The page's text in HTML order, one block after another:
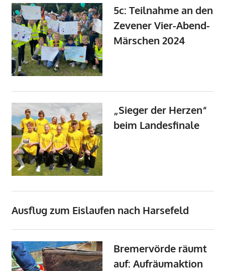
5c: Teilnahme an den
Zevener Vier-Abend-
Märschen 2024
„Sieger der Herzen“
beim Landesfinale
Ausflug zum Eislaufen nach Harsefeld
Bremervörde räumt
auf: Aufräumaktion